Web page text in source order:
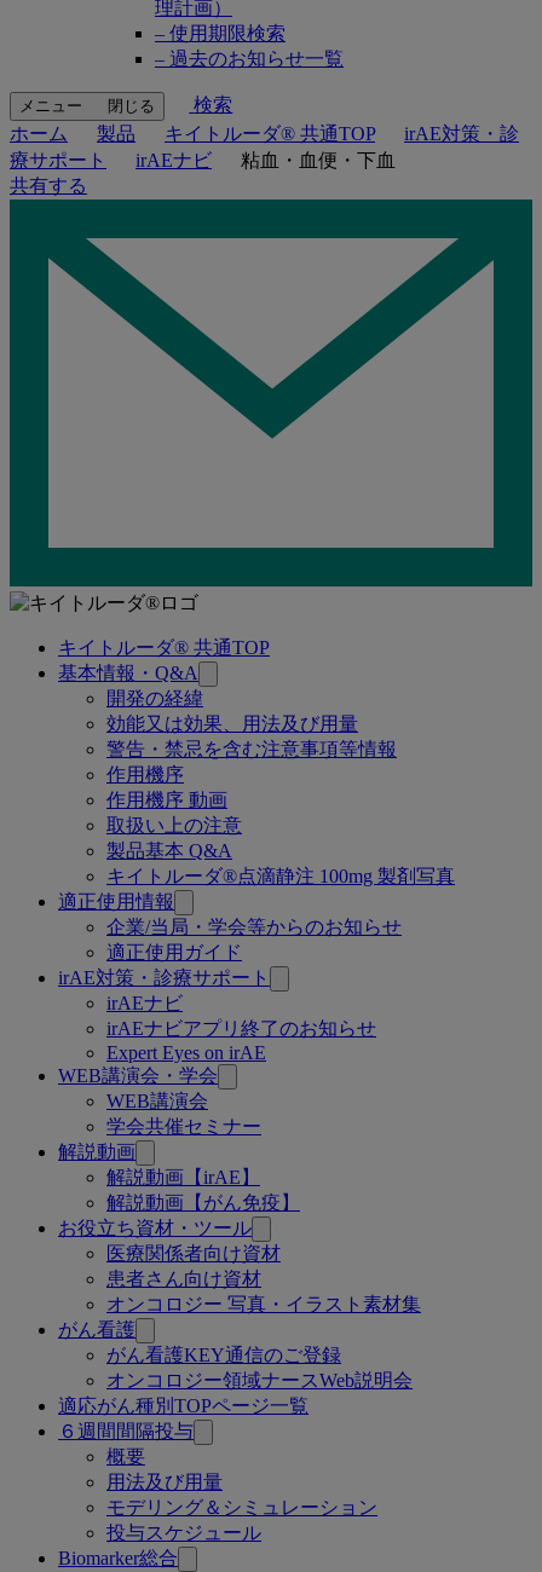
理計画）
– 使用期限検索
– 過去のお知らせ一覧
メニュー 閉じる
検索
ホーム
製品 キイトルーダ® 共通TOP
irAE対策・診
療サポート
irAEナビ
粘血・血便・下血
共有する
キイトルーダ® 共通TOP
基本情報・Q&A
開発の経緯
効能又は効果、用法及び用量
警告・禁忌を含む注意事項等情報
作用機序
作用機序 動画
取扱い上の注意
製品基本 Q&A
キイトルーダ®点滴静注 100mg 製剤写真
適正使用情報
企業/当局・学会等からのお知らせ
適正使用ガイド
irAE対策・診療サポート
irAEナビ
irAEナビアプリ終了のお知らせ
Expert Eyes on irAE
WEB講演会・学会
WEB講演会
学会共催セミナー
解説動画
解説動画【irAE】
解説動画【がん免疫】
お役立ち資材・ツール
医療関係者向け資材
患者さん向け資材
オンコロジー 写真・イラスト素材集
がん看護
がん看護KEY通信のご登録
オンコロジー領域ナースWeb説明会
適応がん種別TOPページ一覧
６週間間隔投与
概要
用法及び用量
モデリング＆シミュレーション
投与スケジュール
Biomarker総合